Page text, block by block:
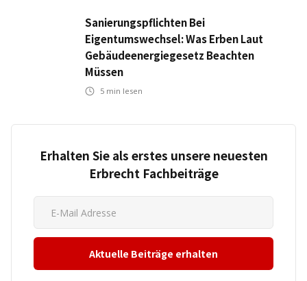
Sanierungspflichten Bei
Eigentumswechsel: Was Erben Laut
Gebäudeenergiegesetz Beachten
Müssen
5 min lesen
Erhalten Sie als erstes unsere neuesten
Erbrecht Fachbeiträge